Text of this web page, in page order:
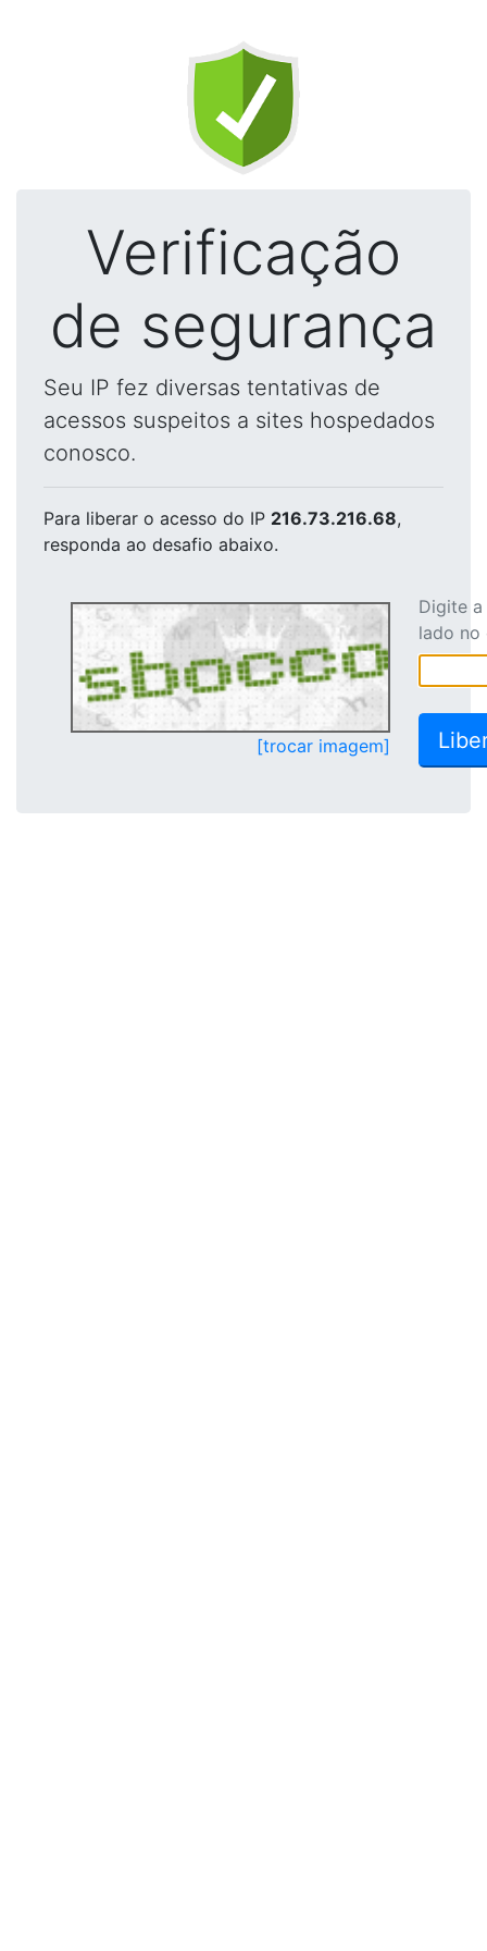
Verificação
de segurança
Seu IP fez diversas tentativas de
acessos suspeitos a sites hospedados
conosco.
Para liberar o acesso do IP 216.73.216.68,
responda ao desafio abaixo.
[trocar imagem]
Digite
lado no